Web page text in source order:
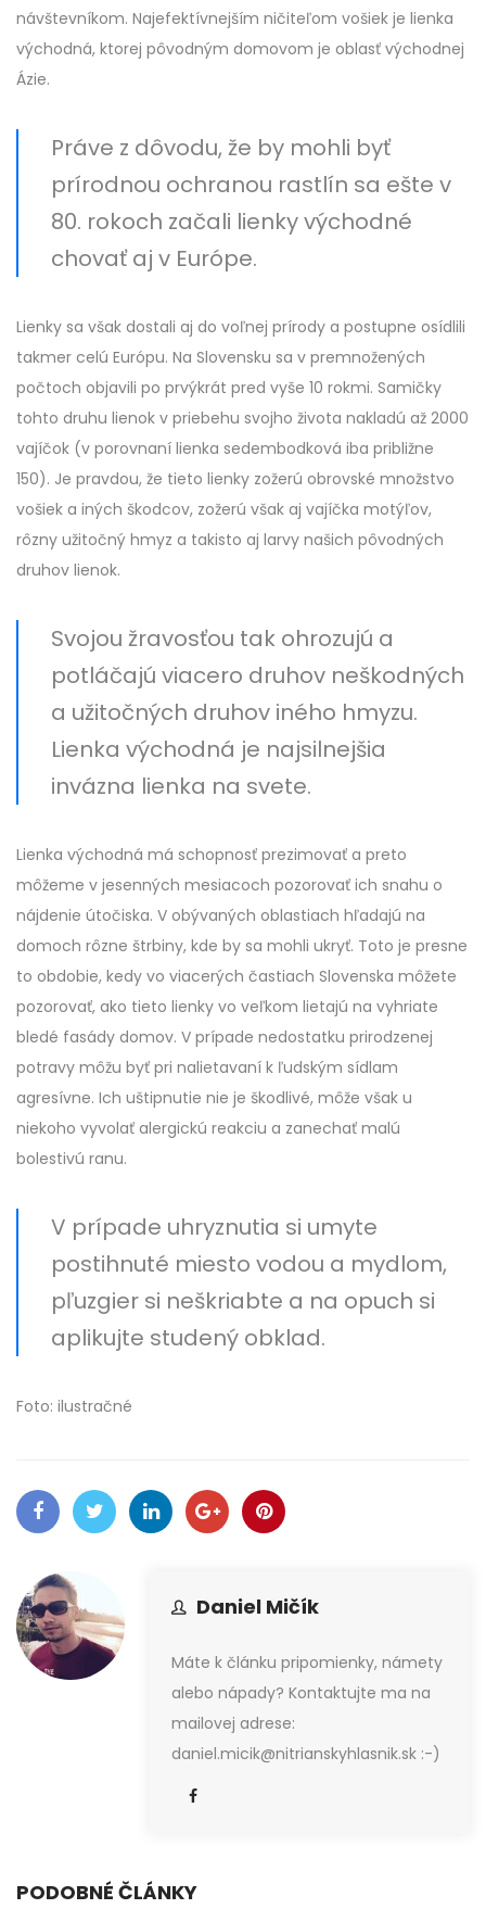
návštevníkom. Najefektívnejším ničiteľom vošiek je lienka
východná, ktorej pôvodným domovom je oblasť východnej
Ázie.
Práve z dôvodu, že by mohli byť
prírodnou ochranou rastlín sa ešte v
80. rokoch začali lienky východné
chovať aj v Európe.
Lienky sa však dostali aj do voľnej prírody a postupne osídlili
takmer celú Európu. Na Slovensku sa v premnožených
počtoch objavili po prvýkrát pred vyše 10 rokmi. Samičky
tohto druhu lienok v priebehu svojho života nakladú až 2000
vajíčok (v porovnaní lienka sedembodková iba približne
150). Je pravdou, že tieto lienky zožerú obrovské množstvo
vošiek a iných škodcov, zožerú však aj vajíčka motýľov,
rôzny užitočný hmyz a takisto aj larvy našich pôvodných
druhov lienok.
Svojou žravosťou tak ohrozujú a
potláčajú viacero druhov neškodných
a užitočných druhov iného hmyzu.
Lienka východná je najsilnejšia
invázna lienka na svete.
Lienka východná má schopnosť prezimovať a preto
môžeme v jesenných mesiacoch pozorovať ich snahu o
nájdenie útočiska. V obývaných oblastiach hľadajú na
domoch rôzne štrbiny, kde by sa mohli ukryť. Toto je presne
to obdobie, kedy vo viacerých častiach Slovenska môžete
pozorovať, ako tieto lienky vo veľkom lietajú na vyhriate
bledé fasády domov. V prípade nedostatku prirodzenej
potravy môžu byť pri nalietavaní k ľudským sídlam
agresívne. Ich uštipnutie nie je škodlivé, môže však u
niekoho vyvolať alergickú reakciu a zanechať malú
bolestivú ranu.
V prípade uhryznutia si umyte
postihnuté miesto vodou a mydlom,
pľuzgier si neškriabte a na opuch si
aplikujte studený obklad.
Foto: ilustračné
Daniel Mičík
Máte k článku pripomienky, námety
alebo nápady? Kontaktujte ma na
mailovej adrese:
daniel.micik@nitrianskyhlasnik.sk :-)
PODOBNÉ ČLÁNKY